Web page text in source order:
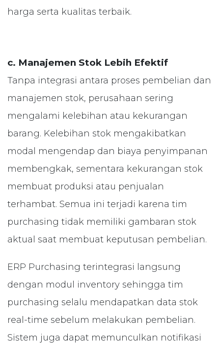
harga serta kualitas terbaik.
c. Manajemen Stok Lebih Efektif
Tanpa integrasi antara proses pembelian dan
manajemen stok, perusahaan sering
mengalami kelebihan atau kekurangan
barang. Kelebihan stok mengakibatkan
modal mengendap dan biaya penyimpanan
membengkak, sementara kekurangan stok
membuat produksi atau penjualan
terhambat. Semua ini terjadi karena tim
purchasing tidak memiliki gambaran stok
aktual saat membuat keputusan pembelian.
ERP Purchasing terintegrasi langsung
dengan modul inventory sehingga tim
purchasing selalu mendapatkan data stok
real-time sebelum melakukan pembelian.
Sistem juga dapat memunculkan notifikasi